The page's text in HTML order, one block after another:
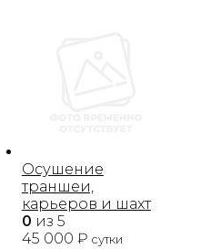
Осушение
траншеи,
карьеров и шахт
0 из 5
45 000 ₽ сутки